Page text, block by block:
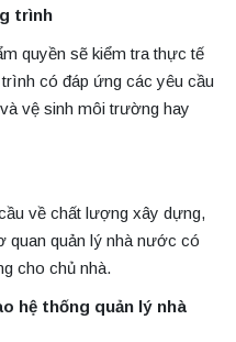
trình
quyền sẽ kiểm tra thực tế
có đáp ứng các yêu cầu
vệ sinh môi trường hay
về chất lượng xây dựng,
quan quản lý nhà nước có
cho chủ nhà.
hệ thống quản lý nhà